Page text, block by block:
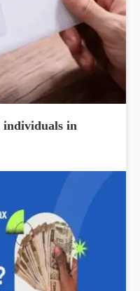
individuals in